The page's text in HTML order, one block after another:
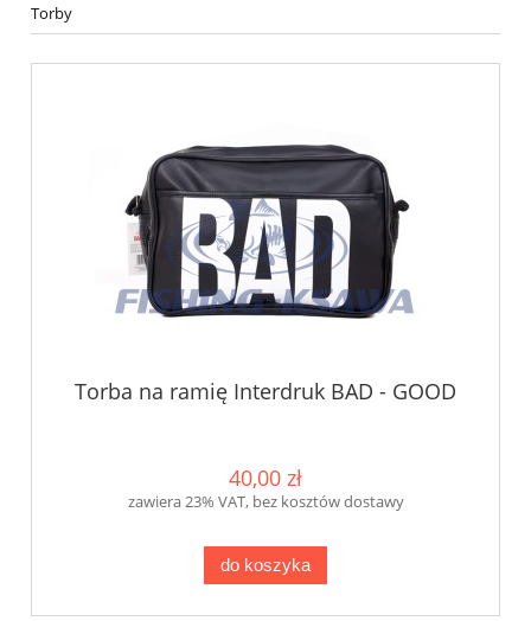
Torby
Torba na ramię Interdruk BAD - GOOD
40,00 zł
zawiera 23% VAT, bez kosztów dostawy
do koszyka